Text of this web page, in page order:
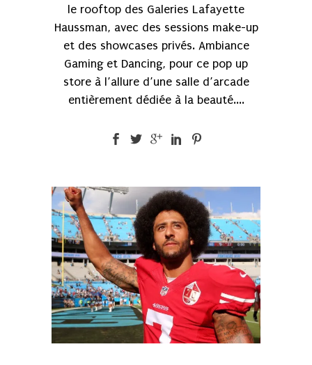
le rooftop des Galeries Lafayette
Haussman, avec des sessions make-up
et des showcases privés. Ambiance
Gaming et Dancing, pour ce pop up
store à l’allure d’une salle d’arcade
entièrement dédiée à la beauté....